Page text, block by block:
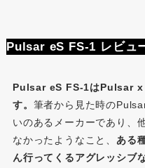
Pulsar eS FS-1 レビュ
Pulsar eS FS-1はPulsar x
す。 筆者から見た時の
いのあるメーカーであり、
なかったようなこと、 ある
ん行ってくるアグレッシブ